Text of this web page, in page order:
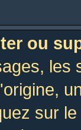
ou
les
sur